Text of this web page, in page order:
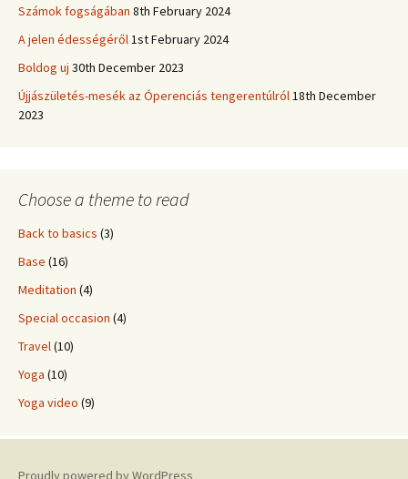
Számok fogságában 8th February 2024
A jelen édességéről1st February 2024
Boldog uj 30th December 2023
Újjászületés-mesék az Óperenciás tengerentúlról18th December
2023
Choose a theme to read
Back to basics (3)
Base (16)
Meditation (4)
Special occasion (4)
Travel(10)
Yoga (10)
Yoga video (9)
Proudly powered by WordPress